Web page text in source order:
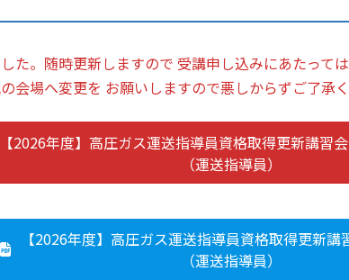
た。随時更新しますので 受講申し込みにあたって
会場へ変更を お願いしますので悪しからずご了承く
【2026年度】高圧ガス運送指導員資格取得更新講習
（運送指導員）
【2026年度】高圧ガス運送指導員資格取得更新講
（運送指導員）